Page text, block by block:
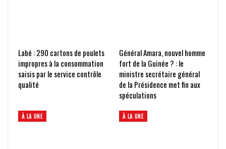
Labé : 290 cartons de poulets
impropres à la consommation
saisis par le service contrôle
qualité
Général Amara, nouvel homme
fort de la Guinée ? : le
ministre secrétaire général
de la Présidence met fin aux
spéculations
À LA UNE À LA UNE